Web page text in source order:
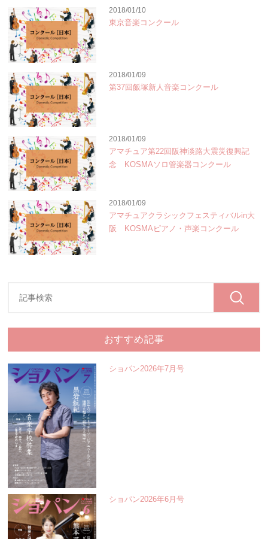
2018/01/10
東京音楽コンクール
2018/01/09
第37回飯塚新人音楽コンクール
2018/01/09
アマチュア第22回阪神淡路大震災復興記
念 KOSMAソロ管楽器コンクール
2018/01/09
アマチュアクラシックフェスティバルin大
阪 KOSMAピアノ・声楽コンクール
おすすめ記事
ショパン2026年7月号
ショパン2026年6月号